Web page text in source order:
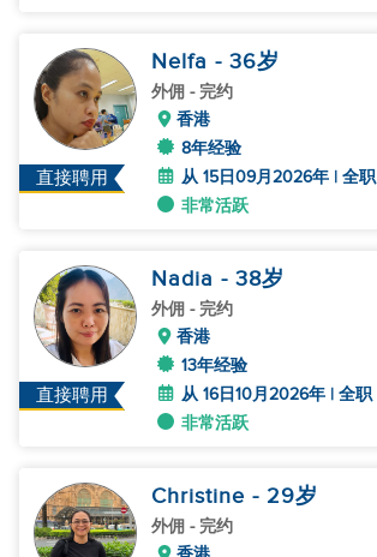
直接聘用
Nelfa - 36岁
外佣 - 完约
香港
8年经验
从 15日09月2026年 | 全职
非常活跃
直接聘用
Nadia - 38岁
外佣 - 完约
香港
13年经验
从 16日10月2026年 | 全职
非常活跃
Christine - 29岁
外佣 - 完约